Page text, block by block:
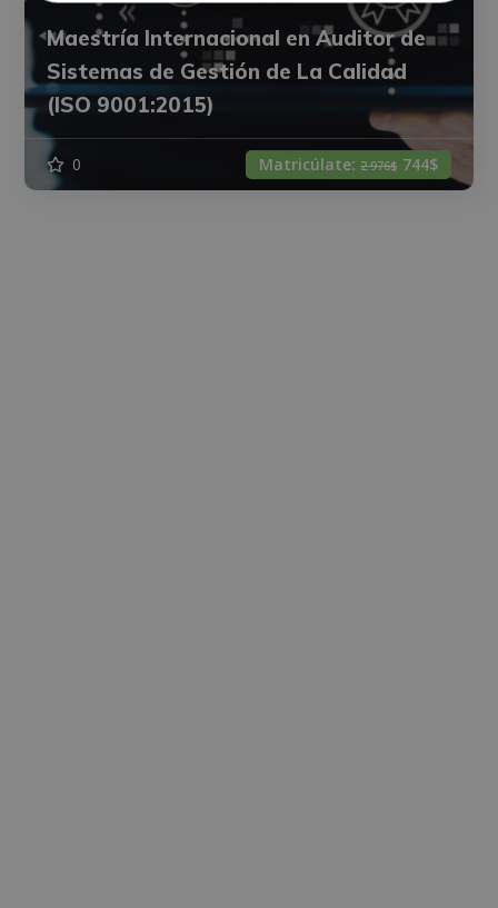
Maestría Internacional en Auditor de
Sistemas de Gestión de La Calidad
(ISO 9001:2015)
0 Matricúlate: 2.976$ 744$